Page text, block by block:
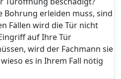
Bohrung erleiden muss, sind
Fällen wird die Tür nicht
auf Ihre Tür
wird der Fachmann sie
es in Ihrem Fall nötig